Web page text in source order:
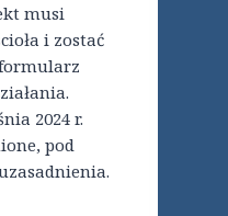
musi
i zostać
2024 r.
pod